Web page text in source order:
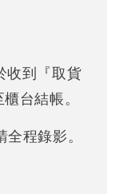
收到『取貨
台結帳。
程錄影。